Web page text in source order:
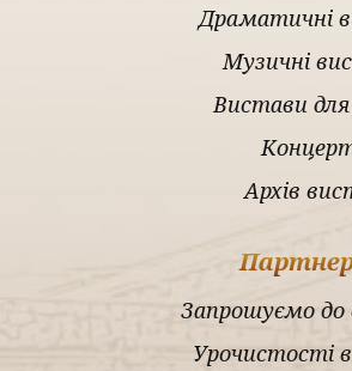
Драматичні
Музичні
Вистави
Архів
Запрошуємо до
Урочистості